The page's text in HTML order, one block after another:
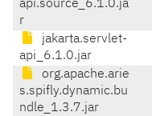
api.source_6.1.0.ja
r
jakarta.servlet-
api_6.1.0.jar
org.apache.arie
s.spifly.dynamic.bu
ndle_1.3.7.jar